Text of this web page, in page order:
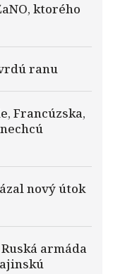
ktorého
ranu
Francúzska,
nový útok
armáda